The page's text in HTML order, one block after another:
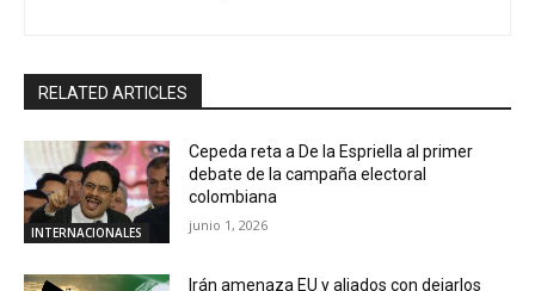
RELATED ARTICLES
INTERNACIONALES
Cepeda reta a De la Espriella al primer
debate de la campaña electoral
colombiana
junio 1, 2026
Irán amenaza EU y aliados con dejarlos